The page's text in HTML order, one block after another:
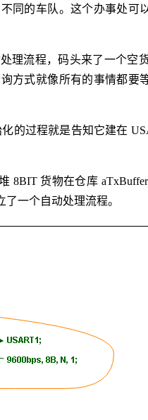
同的车队。这个办事处可
理流程，码头来了一个空
方式就像所有的事情都要
的过程就是告知它建在
8BIT 货物在仓库
一个自动处理流程。